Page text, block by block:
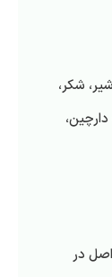
شکر،
در